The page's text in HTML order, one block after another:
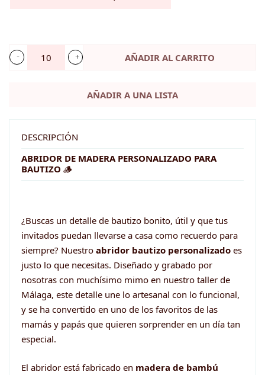
Abridor
cantidad
AÑADIR AL CARRITO
AÑADIR A UNA LISTA
DESCRIPCIÓN
ABRIDOR DE MADERA PERSONALIZADO PARA
BAUTIZO 🪵
¿Buscas un detalle de bautizo bonito, útil y que tus
invitados puedan llevarse a casa como recuerdo para
siempre? Nuestro abridor bautizo personalizado es
justo lo que necesitas. Diseñado y grabado por
nosotras con muchísimo mimo en nuestro taller de
Málaga, este detalle une lo artesanal con lo funcional,
y se ha convertido en uno de los favoritos de las
mamás y papás que quieren sorprender en un día tan
especial.
El abridor está fabricado en madera de bambú